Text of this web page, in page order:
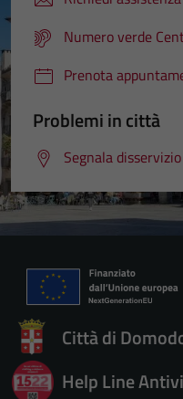
Numero verde
Prenota
Problemi in città
Segnala disservizio
Città di
Help Line